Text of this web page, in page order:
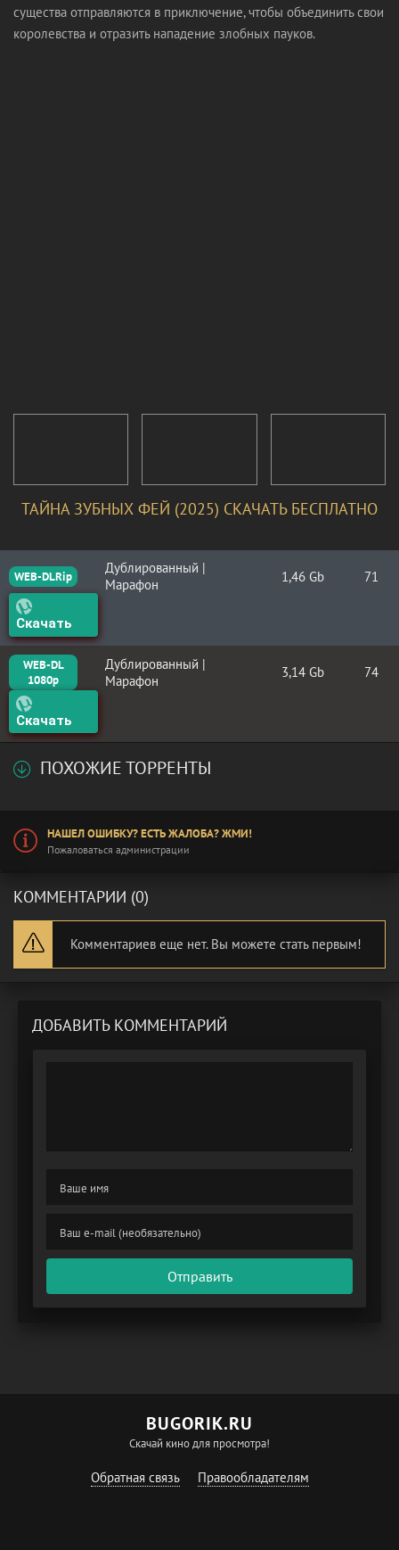
существа отправляются в приключение, чтобы объединить свои
королевства и отразить нападение злобных пауков.
ТАЙНА ЗУБНЫХ ФЕЙ (2025) СКАЧАТЬ БЕСПЛАТНО
WEB-DLRip
Дублированный |
Марафон
1,46 Gb 71
Скачать
WEB-DL
1080p
Дублированный |
Марафон
3,14 Gb 74
Скачать
ПОХОЖИЕ ТОРРЕНТЫ
НАШЕЛ ОШИБКУ? ЕСТЬ ЖАЛОБА? ЖМИ!
Пожаловаться администрации
КОММЕНТАРИИ (0)
Комментариев еще нет. Вы можете стать первым!
ДОБАВИТЬ КОММЕНТАРИЙ
Отправить
BUGORIK.RU
Скачай кино для просмотра!
Обратная связь Правообладателям